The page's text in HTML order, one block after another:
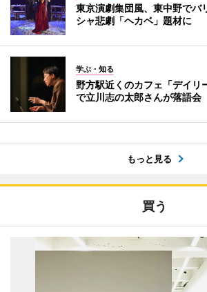
東京演劇集団風、東中野で
シャ悲劇「ヘカベ」題材に
学ぶ・知る
野方駅近くのカフェ「デイリ
で立川志の太郎さんが落語会
もっと見る
買う